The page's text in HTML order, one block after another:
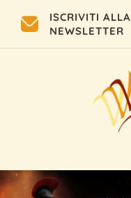
ISCRIVITI ALLA
NEWSLETTER